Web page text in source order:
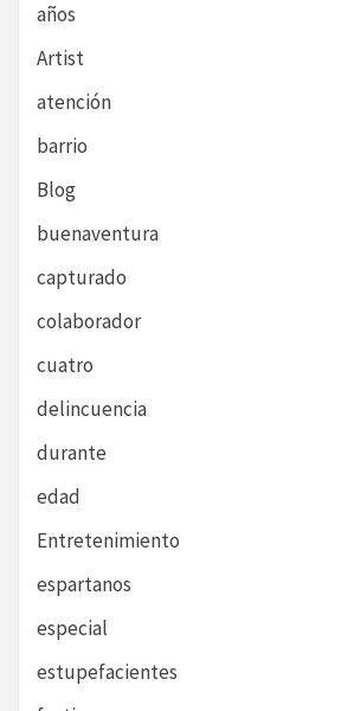
años
Artist
atención
barrio
Blog
buenaventura
capturado
colaborador
cuatro
delincuencia
durante
edad
Entretenimiento
espartanos
especial
estupefacientes